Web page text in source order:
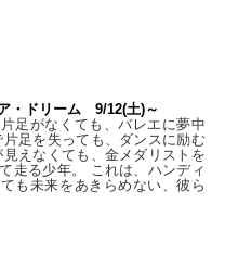
・ドリーム 9/12(土)～
足がなくても、バレエに夢中
足を失っても、ダンスに励む
えなくても、金メダリストを
走る少年。 これは、ハンディ
も未来をあきらめない、彼ら